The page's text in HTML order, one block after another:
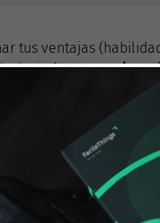
tus ventajas
te
eres capaz de
(ventaja competitiva).
quieres tener?
¿Cómo te